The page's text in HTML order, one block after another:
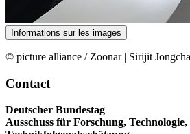
Informations sur les images
© picture alliance / Zoonar | Sirijit
Contact
Deutscher Bundestag
Ausschuss für Forschung,